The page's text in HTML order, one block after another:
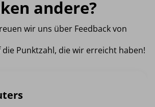
andere?
wir uns über Feedback von
Punktzahl, die wir erreicht haben!